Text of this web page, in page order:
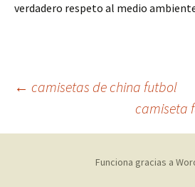
verdadero respeto al medio
Navegación
de
← camisetas de china futbol
camiseta
Funciona gracias a